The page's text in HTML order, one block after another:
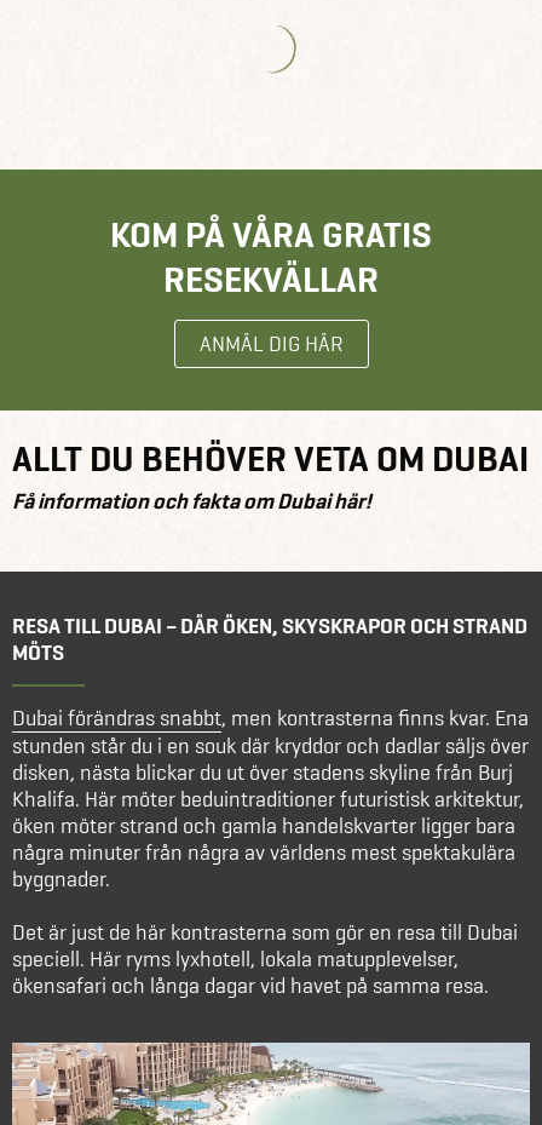
KOM PÅ VÅRA GRATIS
RESEKVÄLLAR
ANMÄL DIG HÄR
ALLT DU BEHÖVER VETA OM DUBAI
Få information och fakta om Dubai här!
RESA TILL DUBAI – DÄR ÖKEN, SKYSKRAPOR OCH STRAND
MÖTS
Dubai förändras snabbt, men kontrasterna finns kvar. Ena
stunden står du i en souk där kryddor och dadlar säljs över
disken, nästa blickar du ut över stadens skyline från Burj
Khalifa. Här möter beduintraditioner futuristisk arkitektur,
öken möter strand och gamla handelskvarter ligger bara
några minuter från några av världens mest spektakulära
byggnader.
Det är just de här kontrasterna som gör en resa till Dubai
speciell. Här ryms lyxhotell, lokala matupplevelser,
ökensafari och långa dagar vid havet på samma resa.